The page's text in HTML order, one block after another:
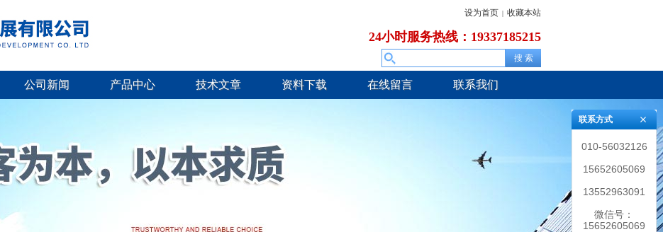
设为首页 | 收藏本站
24小时服务热线：19337185215
公司新闻 产品中心 技术文章 资料下载 在线留言 联系我们
联系方式
010-56032126
15652605069
13552963091
微信号：
15652605069